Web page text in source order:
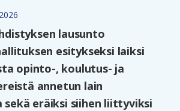
lausunto
esitykseksi laiksi
opinto-, koulutus- ja
annetun lain
eräiksi siihen liittyviksi